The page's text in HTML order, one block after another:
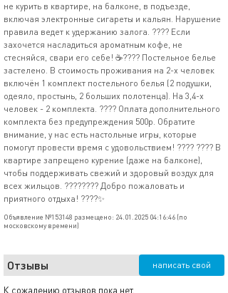
не курить в квартире, на балконе, в подъезде,
включая электронные сигареты и кальян. Нарушение
правила ведет к удержанию залога. ???? Если
захочется насладиться ароматным кофе, не
стесняйся, свари его себе! ☕️???? Постельное белье
застелено. В стоимость проживания на 2-х человек
включён 1 комплект постельного белья (2 подушки,
одеяло, простынь, 2 больших полотенца). На 3,4-х
человек - 2 комплекта. ???? Оплата дополнительного
комплекта без предупреждения 500р. Обратите
внимание, у нас есть настольные игры, которые
помогут провести время с удовольствием! ???? ???? В
квартире запрещено курение (даже на балконе),
чтобы поддерживать свежий и здоровый воздух для
всех жильцов. ????????️ Добро пожаловать и
приятного отдыха! ????✨
Объявление №153148 размещено: 24.01.2025 04:16:46 (по
московскому времени)
Отзывы написать свой
К сожалению отзывов пока нет.